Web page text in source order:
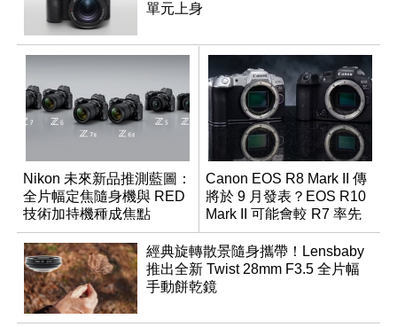
單元上身
Nikon 未來新品推測藍圖：
全片幅定焦隨身機與 RED
技術加持機種成焦點
Canon EOS R8 Mark II 傳
將於 9 月發表？EOS R10
Mark II 可能會較 R7 率先
推出
經典旋轉散景隨身攜帶！Lensbaby
推出全新 Twist 28mm F3.5 全片幅
手動餅乾鏡